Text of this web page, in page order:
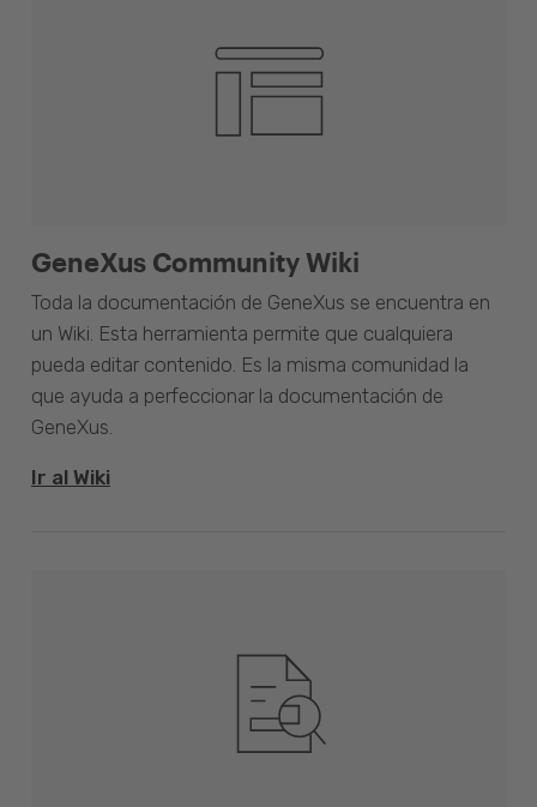
GeneXus Community Wiki
Toda la documentación de GeneXus se encuentra en
un Wiki. Esta herramienta permite que cualquiera
pueda editar contenido. Es la misma comunidad la
que ayuda a perfeccionar la documentación de
GeneXus.
Ir al Wiki